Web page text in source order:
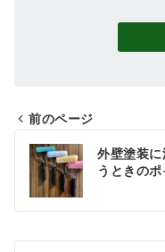
投
稿
ナ
ビ
前のページ
外壁塗装
うときのポ